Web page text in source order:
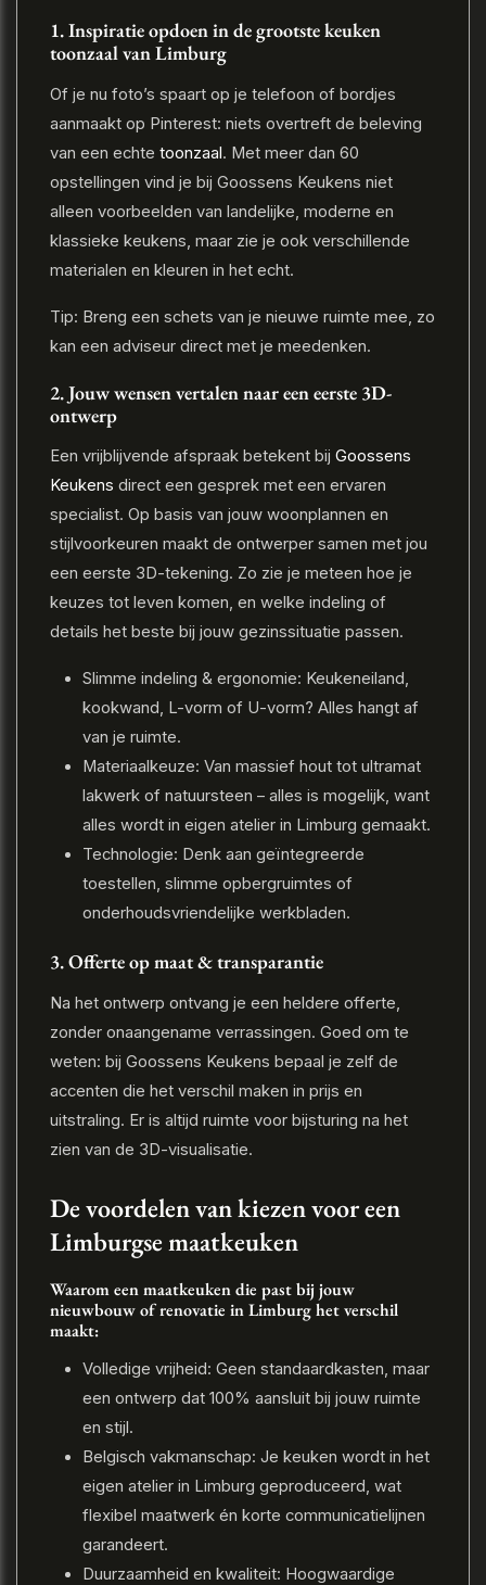
1. Inspiratie opdoen in de grootste keuken
toonzaal van Limburg
Of je nu foto’s spaart op je telefoon of bordjes
aanmaakt op Pinterest: niets overtreft de beleving
van een echte toonzaal. Met meer dan 60
opstellingen vind je bij Goossens Keukens niet
alleen voorbeelden van landelijke, moderne en
klassieke keukens, maar zie je ook verschillende
materialen en kleuren in het echt.
Tip: Breng een schets van je nieuwe ruimte mee, zo
kan een adviseur direct met je meedenken.
2. Jouw wensen vertalen naar een eerste 3D-
ontwerp
Een vrijblijvende afspraak betekent bij Goossens
Keukens direct een gesprek met een ervaren
specialist. Op basis van jouw woonplannen en
stijlvoorkeuren maakt de ontwerper samen met jou
een eerste 3D-tekening. Zo zie je meteen hoe je
keuzes tot leven komen, en welke indeling of
details het beste bij jouw gezinssituatie passen.
Slimme indeling & ergonomie: Keukeneiland,
kookwand, L-vorm of U-vorm? Alles hangt af
van je ruimte.
Materiaalkeuze: Van massief hout tot ultramat
lakwerk of natuursteen – alles is mogelijk, want
alles wordt in eigen atelier in Limburg gemaakt.
Technologie: Denk aan geïntegreerde
toestellen, slimme opbergruimtes of
onderhoudsvriendelijke werkbladen.
3. Offerte op maat & transparantie
Na het ontwerp ontvang je een heldere offerte,
zonder onaangename verrassingen. Goed om te
weten: bij Goossens Keukens bepaal je zelf de
accenten die het verschil maken in prijs en
uitstraling. Er is altijd ruimte voor bijsturing na het
zien van de 3D-visualisatie.
De voordelen van kiezen voor een
Limburgse maatkeuken
Waarom een maatkeuken die past bij jouw
nieuwbouw of renovatie in Limburg het verschil
maakt:
Volledige vrijheid: Geen standaardkasten, maar
een ontwerp dat 100% aansluit bij jouw ruimte
en stijl.
Belgisch vakmanschap: Je keuken wordt in het
eigen atelier in Limburg geproduceerd, wat
flexibel maatwerk én korte communicatielijnen
garandeert.
Duurzaamheid en kwaliteit: Hoogwaardige